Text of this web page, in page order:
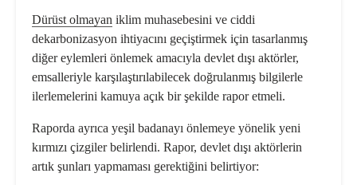
Dürüst olmayan iklim muhasebesini ve ciddi
dekarbonizasyon ihtiyacını geçiştirmek için tasarlanmış
diğer eylemleri önlemek amacıyla devlet dışı aktörler,
emsalleriyle karşılaştırılabilecek doğrulanmış bilgilerle
ilerlemelerini kamuya açık bir şekilde rapor etmeli.
Raporda ayrıca yeşil badanayı önlemeye yönelik yeni
kırmızı çizgiler belirlendi. Rapor, devlet dışı aktörlerin
artık şunları yapmaması gerektiğini belirtiyor: